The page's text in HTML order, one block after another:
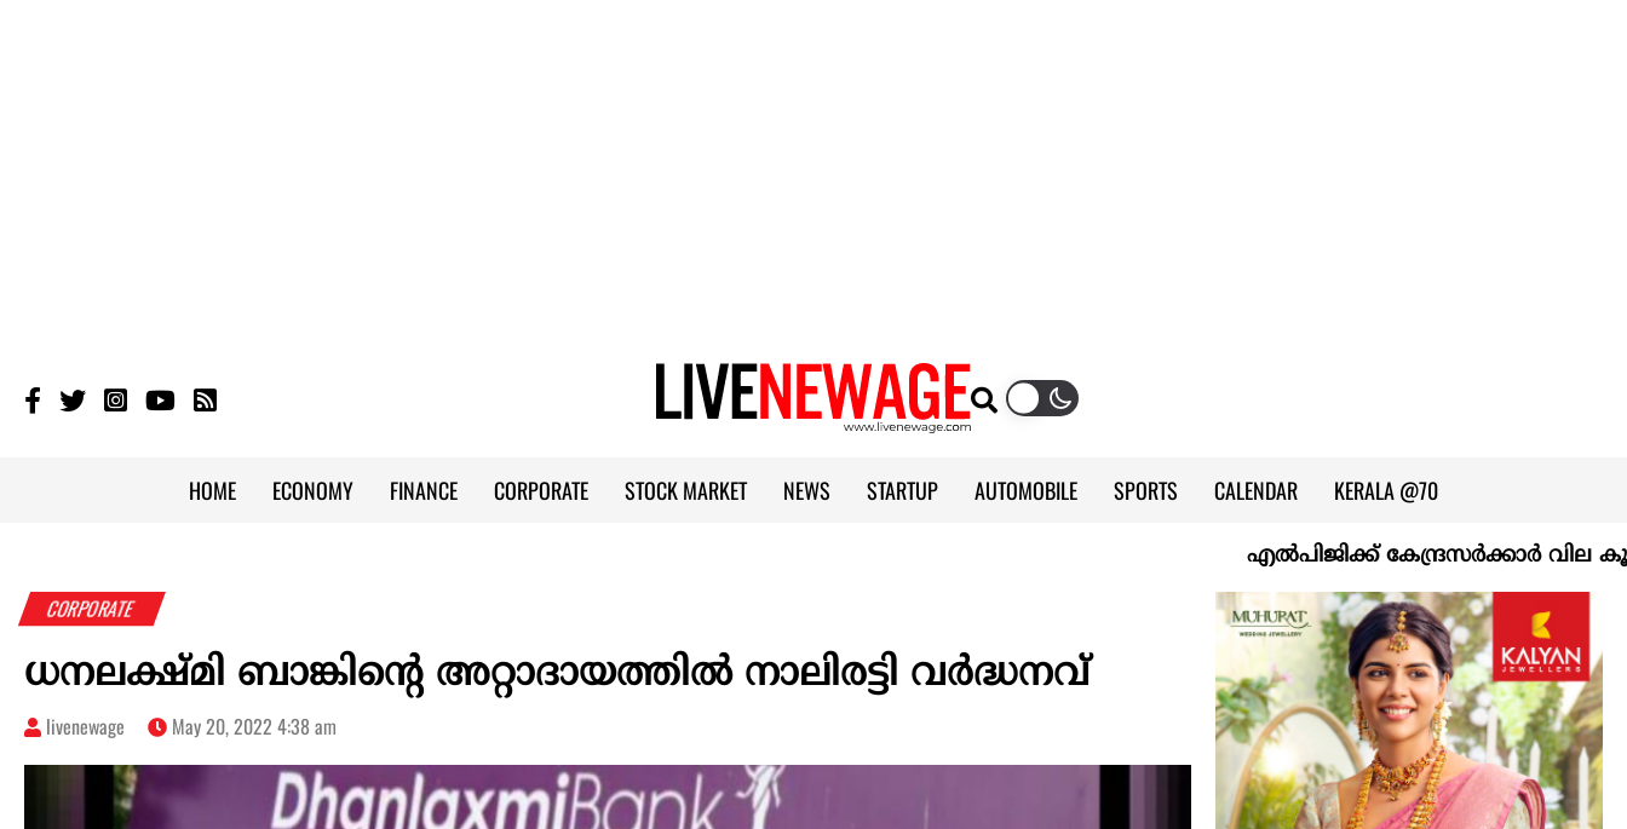
HOME ECONOMY FINANCE CORPORATE STOCK MARKET NEWS STARTUP AUTOMOBILE SPORTS CALENDAR KERALA @70
എല്‍പിജിക്ക് കേന്ദ്രസർക്കാർ വില
CORPORATE
ധനലക്ഷ്മി ബാങ്കിന്റെ അറ്റാദായത്തിൽ നാലിരട്ടി വർദ്ധനവ്
livenewage May 20, 2022 4:38 am